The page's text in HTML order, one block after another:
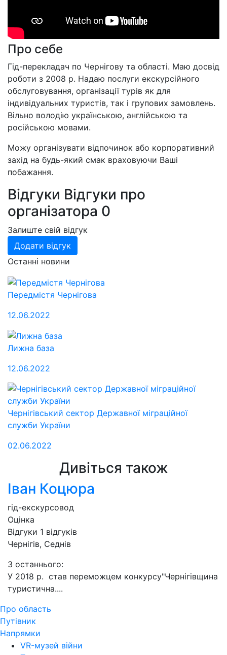
Про себе
Гід-перекладач по Чернігову та області. Маю досвід
роботи з 2008 р. Надаю послуги екскурсійного
обслуговування, організації турів як для
індивідуальних туристів, так і групових замовлень.
Вільно володію українською, англійською та
російською мовами.
Можу організувати відпочинок або корпоративний
захід на будь-який смак враховуючи Ваші
побажання.
Відгуки Відгуки про
організатора 0
Залиште свій відгук
Додати відгук
Останні новини
Передмістя Чернігова
12.06.2022
Лижна база
12.06.2022
Чернігівський сектор Державної міграційної
служби України
02.06.2022
Дивіться також
Іван Коцюра
гід-екскурсовод
Оцінка
Відгуки 1 відгуків
Чернігів, Седнів
З останнього:
У 2018 р. став переможцем конкурсу"Чернігівщина
туристична....
Про область
Путівник
Напрямки
VR-музей війни